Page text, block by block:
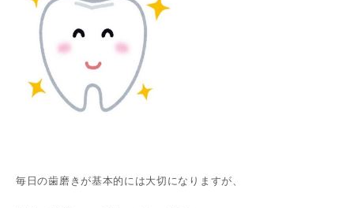
毎日の歯磨きが基本的には大切になりますが、